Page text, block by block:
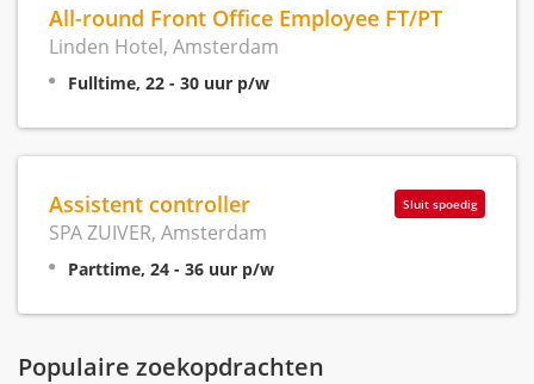
All-round Front Office Employee FT/PT
Linden Hotel, Amsterdam
Fulltime, 22 - 30 uur p/w
Sluit spoedig
Assistent controller
SPA ZUIVER, Amsterdam
Parttime, 24 - 36 uur p/w
Populaire zoekopdrachten